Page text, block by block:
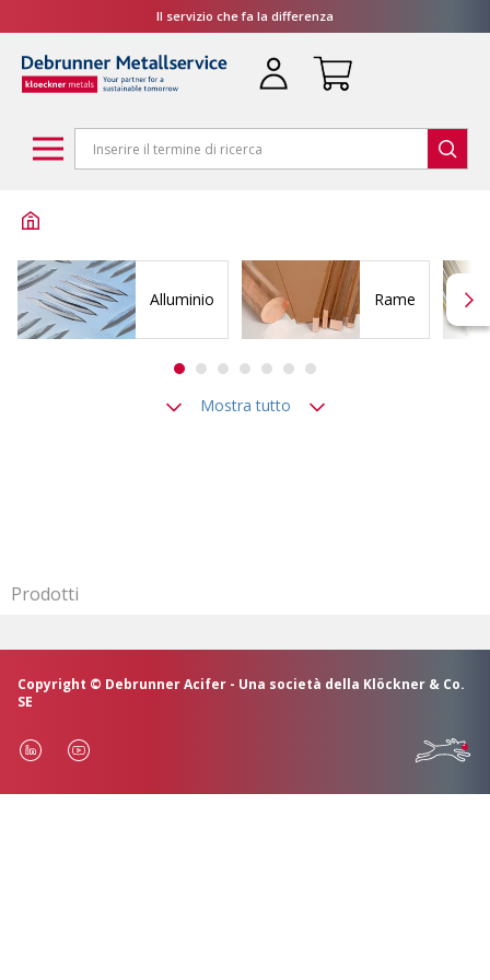
Il servizio che fa la differenza
Alluminio Rame
Mostra tutto
Prodotti
Copyright © Debrunner Acifer - Una società della Klöckner & Co.
SE